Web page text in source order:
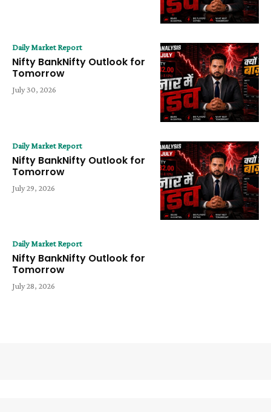
Daily Market Report
Nifty BankNifty Outlook for
Tomorrow
July 30, 2026
Daily Market Report
Nifty BankNifty Outlook for
Tomorrow
July 29, 2026
Daily Market Report
Nifty BankNifty Outlook for
Tomorrow
July 28, 2026